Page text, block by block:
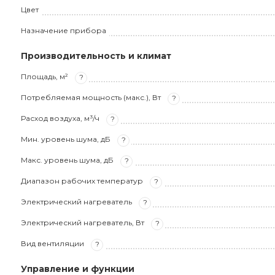
Цвет
Назначение прибора
Производительность и климат
Площадь, м² ?
Потребляемая мощность (макс.), Вт ?
Расход воздуха, м³/ч ?
Мин. уровень шума, дБ ?
Макс. уровень шума, дБ ?
Диапазон рабочих температур ?
Электрический нагреватель ?
Электрический нагреватель, Вт ?
Вид вентиляции ?
Управление и функции